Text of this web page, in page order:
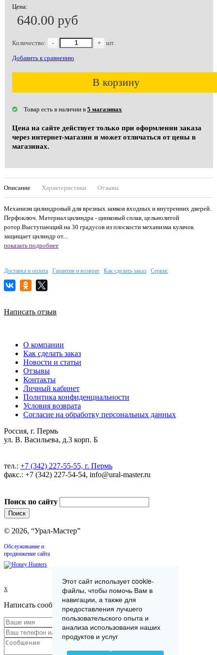
Цена:
640.00 руб
Количество: - + шт.
Добавить к сравнению
В корзину
Товар есть в наличии в 5 магазинах
Цена на сайте действует только при оформлении заказа
через интернет-магазин и может отличаться от цены в
магазинах.
Описание Характеристики Отзывы
Механизм цилиндровый для врезных замков входных и внутренних дверей.
Перфоключ. Материал цилиндра - цинковый сплав, цельнолитой
ротор.Выступающий на 30 градусов из плоскости механизма кулачок
защищает цилиндр от...
показать подробнее
Доставка и оплата Гарантия и возврат Как сделать заказ Сервис
Написать отзыв
О компании
Как сделать заказ
Новости и статьи
Отзывы
Контакты
Личный кабинет
Политика конфиденциальности
Условия возврата
Согласие на обработку персональных данных
Россия, г. Пермь
ул. В. Васильева, д.3 корп. Б
тел.: +7 (342) 227-55-55, г. Пермь
факс.: +7 (342) 227-54-54, info@ural-master.ru
Поиск по сайту
© 2026, “Урал-Мастер”
Обслуживание и
продвижение сайта
x
Написать сообщение
Этот сайт использует cookie-
файлы, чтобы помочь Вам в
навигации, а также для
предоставления лучшего
пользовательского опыта и
анализа использования наших
продуктов и услуг